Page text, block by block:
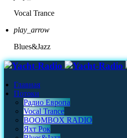
Vocal Trance
play_arrow
Blues&Jazz
Главная
Потоки
Радио Европа
Vocal Trance
BOOMBOX RADIO
Яхт Рок